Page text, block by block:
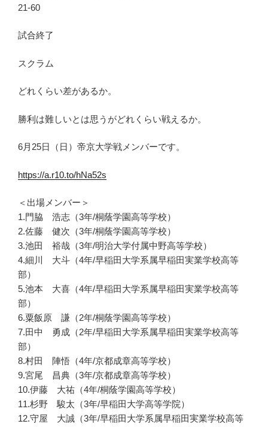
21-60
試合終了
スクラム
どれくらい差があるか。
勝利は難しいとは思うがどれくらい戦えるか。
6月25日（日）帝京大学戦メンバーです。
https://a.r10.to/hNa52s
＜出場メンバー＞
1.門脇 浩志（3年/桐蔭学園高等学校）
2.佐藤 健次（3年/桐蔭学園高等学校）
3.池田 裕哉（3年/明治大学付属中野高等学校）
4.細川 大斗（4年/早稲田大学系属早稲田実業学校高等
部）
5.池本 大喜（4年/早稲田大学系属早稲田実業学校高等
部）
6.粟飯原 謙（2年/桐蔭学園高等学校）
7.田中 勇成（2年/早稲田大学系属早稲田実業学校高等
部）
8.村田 陣悟（4年/京都成章高等学校）
9.宮尾 昌典（3年/京都成章高等学校）
10.伊藤 大祐（4年/桐蔭学園高等学校）
11.杉野 駿太（3年/早稲田大学高等学院）
12.守屋 大誠（3年/早稲田大学系属早稲田実業学校高等